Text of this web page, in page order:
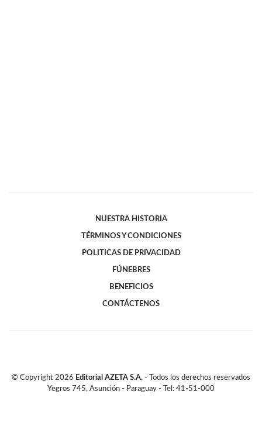
NUESTRA HISTORIA
TÉRMINOS Y CONDICIONES
POLITICAS DE PRIVACIDAD
FÚNEBRES
BENEFICIOS
CONTÁCTENOS
© Copyright 2026 Editorial AZETA S.A. - Todos los derechos reservados
Yegros 745, Asunción - Paraguay - Tel: 41-51-000